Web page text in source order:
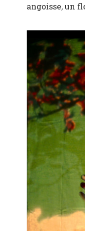
angoisse, un